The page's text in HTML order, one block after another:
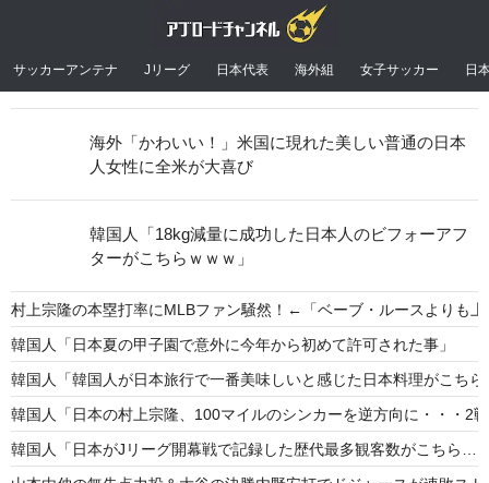
サッカーアンテナ Jリーグ 日本代表 海外組 女子サッカー 日
村上宗隆の本塁打率にMLBファン騒然！←「ベーブ・ルースよりも
韓国人「日本夏の甲子園で意外に今年から初めて許可された事」
韓国人「韓国人が日本旅行で一番美味しいと感じた日本料理がこち
韓国人「日本の村上宗隆、100マイルのシンカーを逆方向に・・・
韓国人「日本がJリーグ開幕戦で記録した歴代最多観客数がこちら
海外「かわいい！」米国に現れた美しい普通の日本
人女性に全米が大喜び
韓国人「18kg減量に成功した日本人のビフォーアフ
ターがこちらｗｗｗ」